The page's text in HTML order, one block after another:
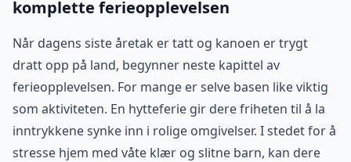
komplette ferieopplevelsen
Når dagens siste åretak er tatt og kanoen er trygt
dratt opp på land, begynner neste kapittel av
ferieopplevelsen. For mange er selve basen like viktig
som aktiviteten. En hytteferie gir dere friheten til å la
inntrykkene synke inn i rolige omgivelser. I stedet for å
stresse hjem med våte klær og slitne barn, kan dere